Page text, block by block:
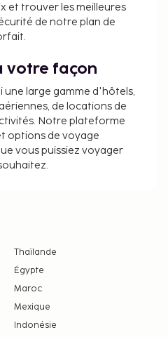
réglementations
en espèces
ne peuvent
Pour plus
contacter
figurant dans
et trouver les meilleures
de notre plan de
votre façon
une large gamme d'hôtels,
de locations de
Notre plateforme
options de voyage
vous puissiez voyager
Thaïlande
Égypte
Maroc
Mexique
Indonésie